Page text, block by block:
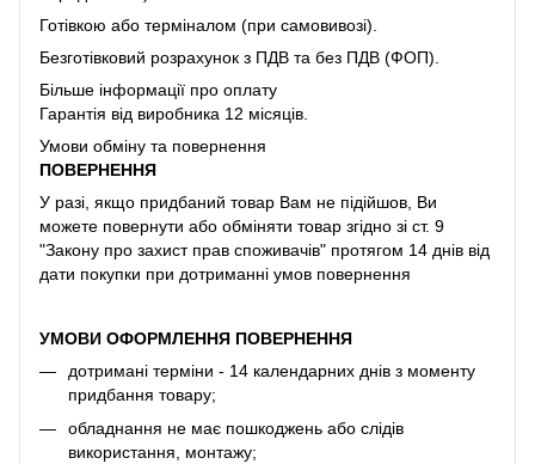
Готівкою або терміналом (при самовивозі).
Безготівковий розрахунок з ПДВ та без ПДВ (ФОП).
Більше інформації про оплату
Гарантія від виробника 12 місяців.
Умови обміну та повернення
ПОВЕРНЕННЯ
У разі, якщо придбаний товар Вам не підійшов, Ви
можете повернути або обміняти товар згідно зі ст. 9
"Закону про захист прав споживачів" протягом 14 днів від
дати покупки при дотриманні умов повернення
УМОВИ ОФОРМЛЕННЯ ПОВЕРНЕННЯ
дотримані терміни - 14 календарних днів з моменту
придбання товару;
обладнання не має пошкоджень або слідів
використання, монтажу;